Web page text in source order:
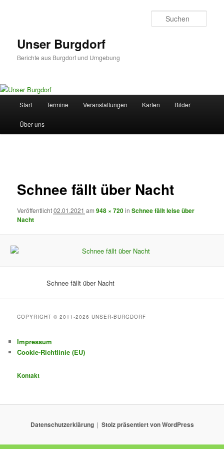
Unser Burgdorf
Berichte aus Burgdorf und Umgebung
Start Termine Veranstaltungen Karten Bilder
Über uns
Schnee fällt über Nacht
Veröffentlicht02.01.2021 am948 × 720inSchnee fällt leise über
Nacht
Schnee fällt über Nacht
COPYRIGHT © 2011-2026 UNSER-BURGDORF
Impressum
Cookie-Richtlinie (EU)
Kontakt
Datenschutzerklärung Stolz präsentiert von WordPress